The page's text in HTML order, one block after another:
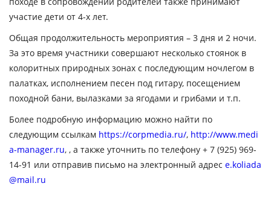
участие дети от 4-х лет.
Общая продолжительность мероприятия – 3 дня и 2 ночи.
За это время участники совершают несколько стоянок в
колоритных природных зонах с последующим ночлегом в
палатках, исполнением песен под гитару, посещением
походной бани, вылазками за ягодами и грибами и т.п.
Более подробную информацию можно найти по
следующим ссылкам https://corpmedia.ru/, http://www.medi
a-manager.ru, , а также уточнить по телефону + 7 (925) 969-
14-91 или отправив письмо на электронный адрес e.koliada
@mail.ru